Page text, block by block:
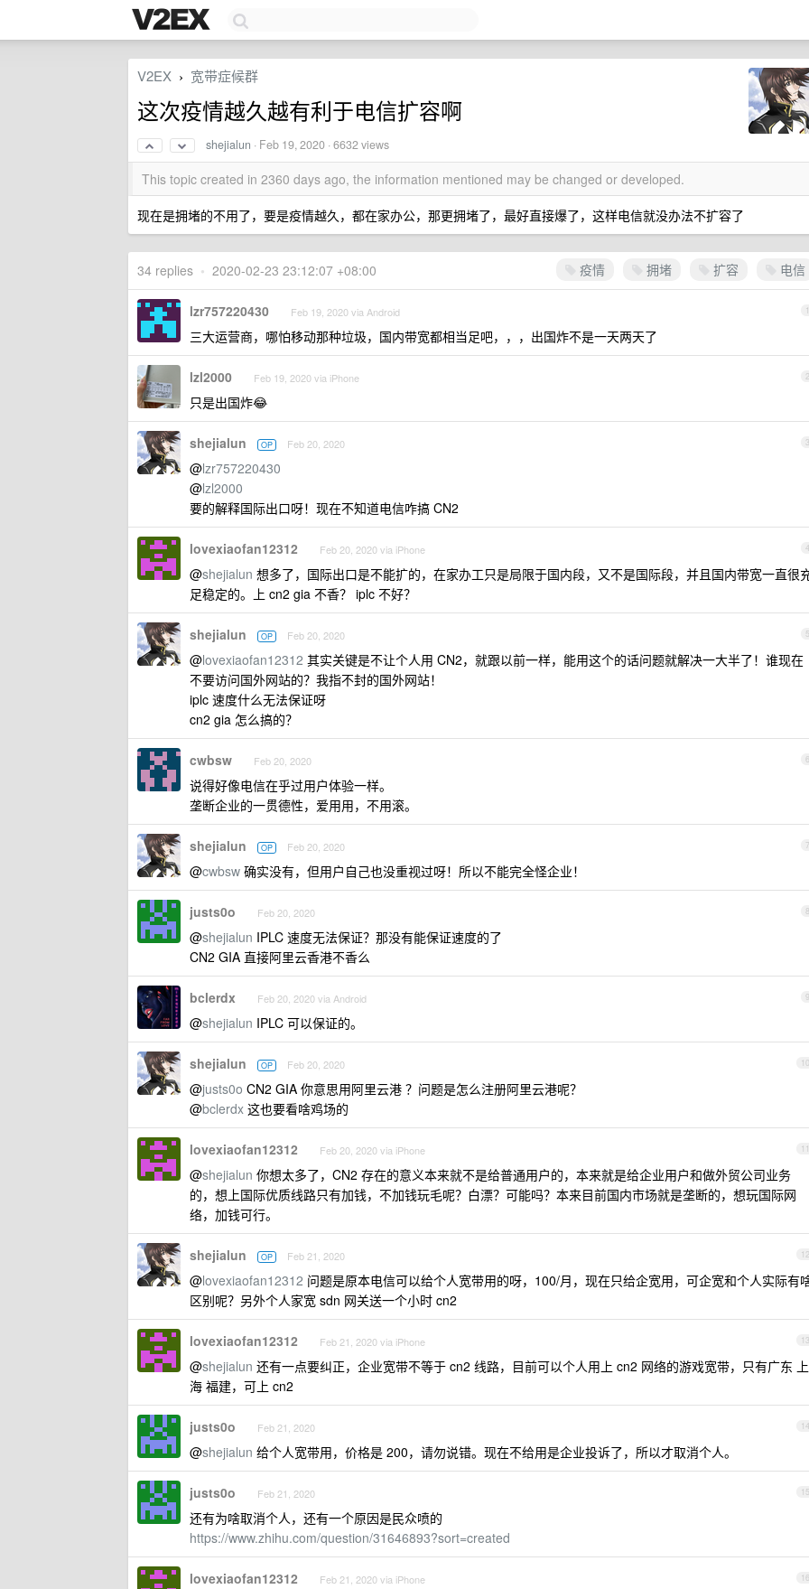
V2EX › 宽带症候群
这次疫情越久越有利于电信扩容啊
shejialun · Feb 19, 2020 · 6632 views
This topic created in 2360 days ago, the information mentioned may be changed or developed.
现在是拥堵的不用了，要是疫情越久，都在家办公，那更拥堵了，最好直接爆了，这样电信就没办法不扩容了
疫情 拥堵 扩容 电信
34 replies • 2020-02-23 23:12:07 +08:00
1
lzr757220430 Feb 19, 2020 via Android
三大运营商，哪怕移动那种垃圾，国内带宽都相当足吧，，，出国炸不是一天两天了
2
lzl2000 Feb 19, 2020 via iPhone
只是出国炸😂
3
shejialun OP Feb 20, 2020
@lzr757220430
@lzl2000
要的解释国际出口呀！现在不知道电信咋搞 CN2
4
lovexiaofan12312 Feb 20, 2020 via iPhone
@shejialun 想多了，国际出口是不能扩的，在家办工只是局限于国内段，又不是国际段，并且国内带宽一直很
足稳定的。上 cn2 gia 不香？ iplc 不好？
5
shejialun OP Feb 20, 2020
@lovexiaofan12312 其实关键是不让个人用 CN2，就跟以前一样，能用这个的话问题就解决一大半了！谁现在
不要访问国外网站的？我指不封的国外网站！
iplc 速度什么无法保证呀
cn2 gia 怎么搞的？
6
cwbsw Feb 20, 2020
说得好像电信在乎过用户体验一样。
垄断企业的一贯德性，爱用用，不用滚。
7
shejialun OP Feb 20, 2020
@cwbsw 确实没有，但用户自己也没重视过呀！所以不能完全怪企业！
8
justs0o Feb 20, 2020
@shejialun IPLC 速度无法保证？那没有能保证速度的了
CN2 GIA 直接阿里云香港不香么
9
bclerdx Feb 20, 2020 via Android
@shejialun IPLC 可以保证的。
10
shejialun OP Feb 20, 2020
@justs0o CN2 GIA 你意思用阿里云港 ？问题是怎么注册阿里云港呢？
@bclerdx 这也要看啥鸡场的
11
lovexiaofan12312 Feb 20, 2020 via iPhone
@shejialun 你想太多了，CN2 存在的意义本来就不是给普通用户的，本来就是给企业用户和做外贸公司业务
的，想上国际优质线路只有加钱，不加钱玩毛呢？白漂？可能吗？本来目前国内市场就是垄断的，想玩国际网
络，加钱可行。
12
shejialun OP Feb 21, 2020
@lovexiaofan12312 问题是原本电信可以给个人宽带用的呀，100/月，现在只给企宽用，可企宽和个人实际有
区别呢？另外个人家宽 sdn 网关送一个小时 cn2
13
lovexiaofan12312 Feb 21, 2020 via iPhone
@shejialun 还有一点要纠正，企业宽带不等于 cn2 线路，目前可以个人用上 cn2 网络的游戏宽带，只有广东 上
海 福建，可上 cn2
14
justs0o Feb 21, 2020
@shejialun 给个人宽带用，价格是 200，请勿说错。现在不给用是企业投诉了，所以才取消个人。
15
justs0o Feb 21, 2020
还有为啥取消个人，还有一个原因是民众喷的
https://www.zhihu.com/question/31646893?sort=created
16
lovexiaofan12312 Feb 21, 2020 via iPhone